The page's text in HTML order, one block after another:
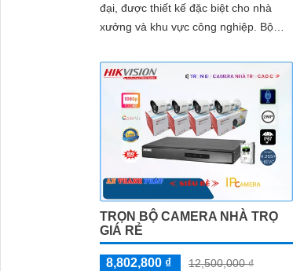
đại, được thiết kế đặc biệt cho nhà
xưởng và khu vực công nghiệp. Bộ
công nghệ AI thông minh đáng chú ý
TRỌN BỘ CAMERA NHÀ TRỌ
GIÁ RẺ
8,802,800 ₫
12,500,000 ₫